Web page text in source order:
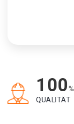
100%
QUALITÄT